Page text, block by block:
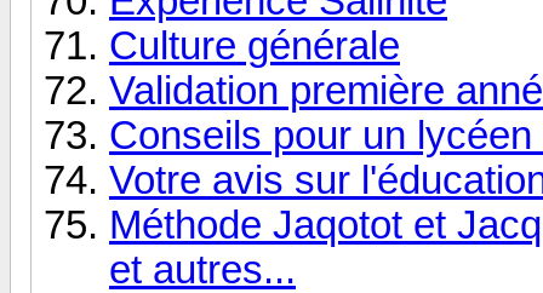
Culture générale
Validation première
Conseils pour un
Votre avis sur
Méthode Jaqotot et
et autres...